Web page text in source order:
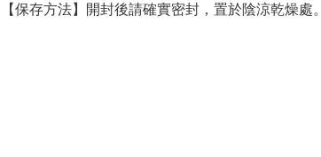
  【保存方法】開封後請確實密封，置於陰涼乾燥處。